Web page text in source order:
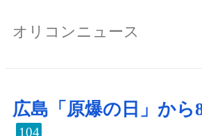
オリコンニュース
広島「原爆の日」から
104